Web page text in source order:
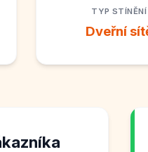
TYP STÍNĚNÍ
Dveřní